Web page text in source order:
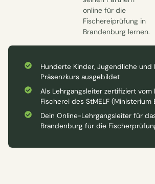
online für die
Fischereiprüfung in
Brandenburg lernen.
Hunderte Kinder, Jugendliche und
Präsenzkurs ausgebildet
Als Lehrgangsleiter zertifiziert
Fischerei des StMELF (Ministerium
Dein Online-Lehrgangsleiter für
Brandenburg für die